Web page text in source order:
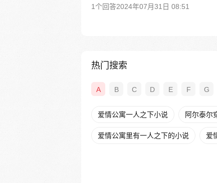
1个回答2024年07月31日 08:51
热门搜索
A B C D E F G
爱情公寓一人之下小说 阿尔泰尔
爱情公寓里有一人之下的小说 爱